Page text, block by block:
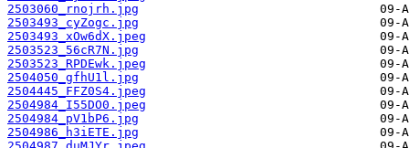
2503060_rnojrh.jpg
2503493_cyZogc.jpg
2503493_xOw6dX.jpeg
2503523_56cR7N.jpg
2503523_RPDEwk.jpeg
2504050_gfhU1l.jpg
2504445_FFZ0S4.jpeg
2504984_I55DO0.jpeg
2504984_pV1bP6.jpg
2504986_h3iETE.jpg